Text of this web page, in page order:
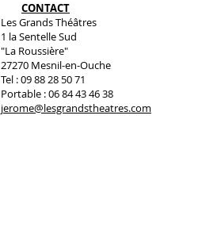
CONTACT
Les Grands Théâtres
1 la Sentelle Sud
"La Roussière"
27270 Mesnil-en-Ouche
Tel : 09 88 28 50 71
Portable : 06 84 43 46 38
jerome@lesgrandstheatres.com